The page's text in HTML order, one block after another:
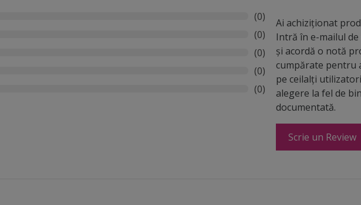
(0)
(0)
(0)
(0)
(0)
Ai achiziționat
Intră în e-mailul de
și acordă o notă
cumpărate pentru
pe ceilalți
alegere la fel de
documentată.
Scrie un Review